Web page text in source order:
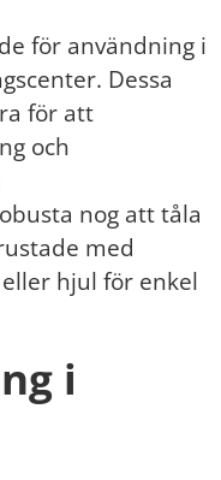
för användning i
Dessa
för att
och
nog att tåla
med
hjul för enkel
i